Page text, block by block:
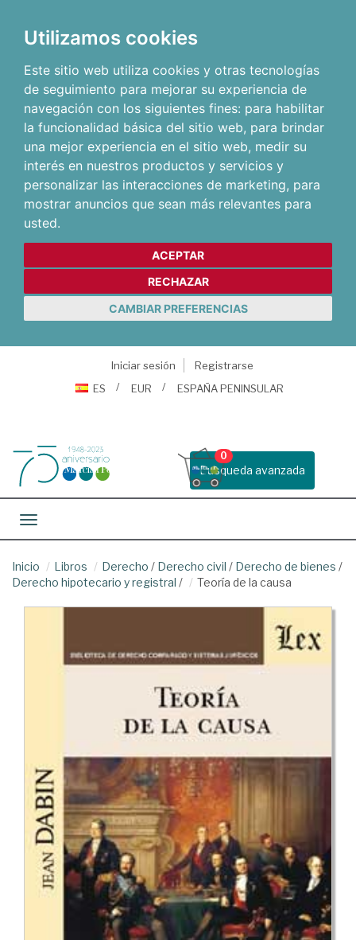
Utilizamos cookies
Este sitio web utiliza cookies y otras tecnologías
de seguimiento para mejorar su experiencia de
navegación con los siguientes fines: para habilitar
la funcionalidad básica del sitio web, para brindar
una mejor experiencia en el sitio web, medir su
interés en nuestros productos y servicios y
personalizar las interacciones de marketing, para
mostrar anuncios que sean más relevantes para
usted.
ACEPTAR
RECHAZAR
CAMBIAR PREFERENCIAS
Iniciar sesión
Registrarse
ES
EUR ESPAÑA PENINSULAR
Busqueda avanzada
0
Toggle navigation
Inicio Libros Derecho / Derecho civil / Derecho de bienes /
Derecho hipotecario y registral / Teoría de la causa